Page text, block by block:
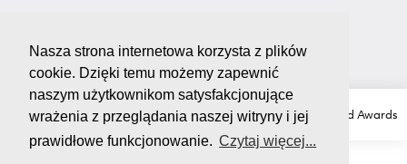
Nasza strona internetowa korzysta z plików
cookie. Dzięki temu możemy zapewnić
naszym użytkownikom satysfakcjonujące
wrażenia z przeglądania naszej witryny i jej
prawidłowe funkcjonowanie. Czytaj więcej...
Copyright Ⓒ GRUPA LIS Created with love by Ad Awards